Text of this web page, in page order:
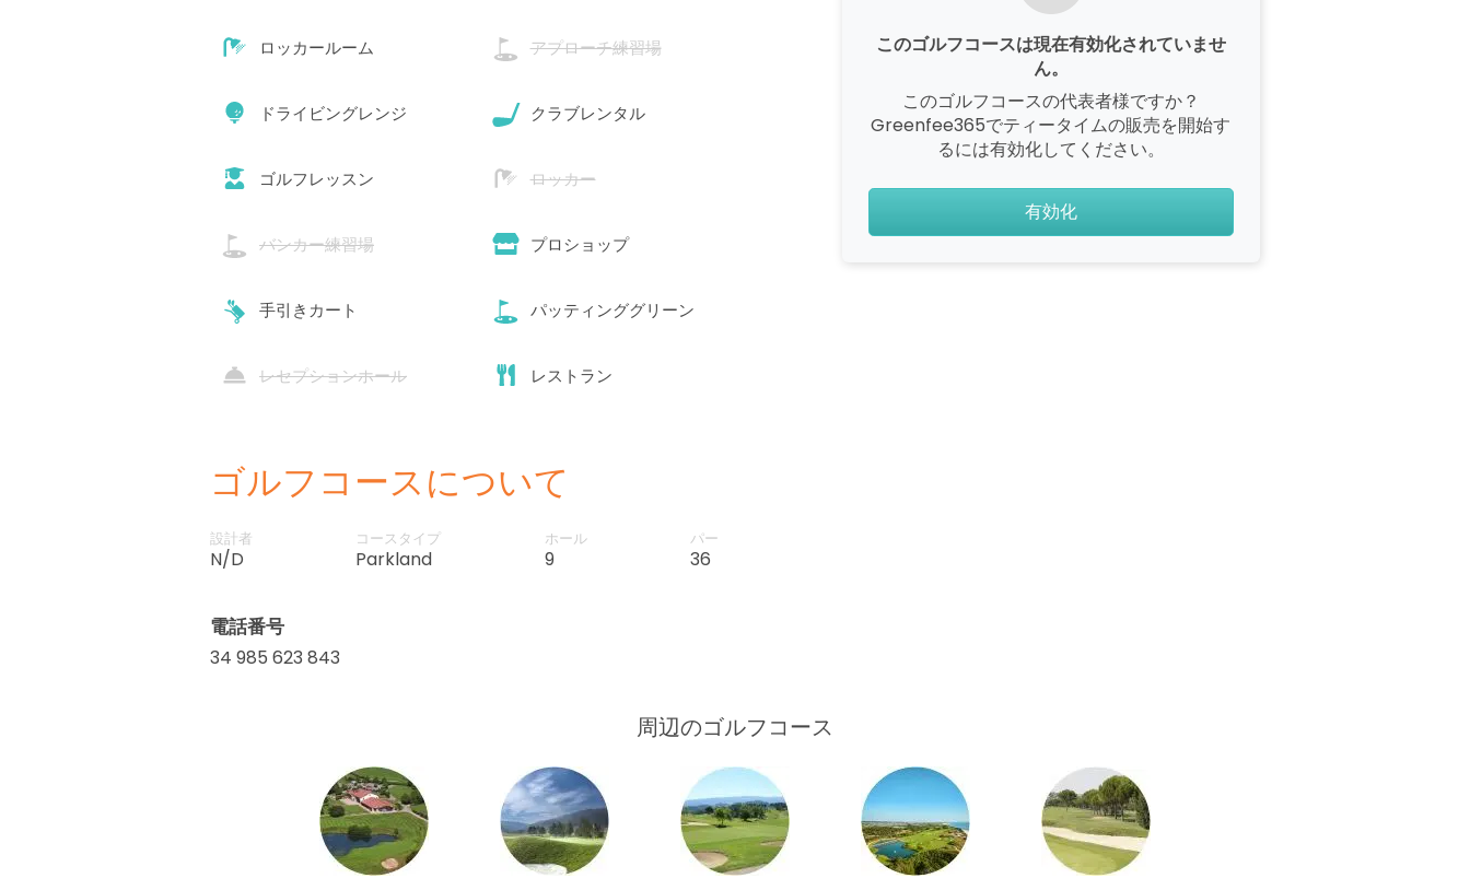
このゴルフコースは現在有効化されていませ
ん。
このゴルフコースの代表者様ですか？
Greenfee365でティータイムの販売を開始す
るには有効化してください。
有効化
ロッカールーム アプローチ練習場
ドライビングレンジ クラブレンタル
ゴルフレッスン ロッカー
バンカー練習場 プロショップ
手引きカート パッティンググリーン
レセプションホール レストラン
ゴルフコースについて
設計者
N/D
コースタイプ
Parkland
ホール
9
パー
36
電話番号
34 985 623 843
周辺のゴルフコース